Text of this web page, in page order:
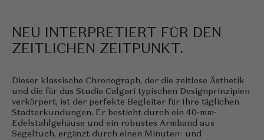
NEU INTERPRETIERT FÜR DEN
ZEITLICHEN ZEITPUNKT.
Dieser klassische Chronograph, der die zeitlose Ästhetik
und die für das Studio Calgari typischen Designprinzipien
verkörpert, ist der perfekte Begleiter für Ihre täglichen
Stadterkundungen. Er besticht durch ein 40-mm-
Edelstahlgehäuse und ein robustes Armband aus
Segeltuch, ergänzt durch einen Minuten- und